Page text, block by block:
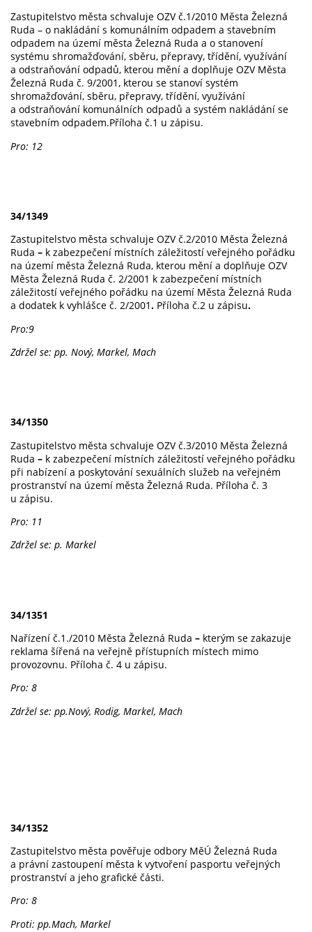
Zastupitelstvo města schvaluje OZV č.1/2010 Města Železná
Ruda – o nakládání s komunálním odpadem a stavebním
odpadem na území města Železná Ruda a o stanovení
systému shromažďování, sběru, přepravy, třídění, využívání
a odstraňování odpadů, kterou mění a doplňuje OZV Města
Železná Ruda č. 9/2001, kterou se stanoví systém
shromažďování, sběru, přepravy, třídění, využívání
a odstraňování komunálních odpadů a systém nakládání se
stavebním odpadem.Příloha č.1 u zápisu.
Pro: 12
34/1349
Zastupitelstvo města schvaluje OZV č.2/2010 Města Železná
Ruda – k zabezpečení místních záležitostí veřejného pořádku
na území města Železná Ruda, kterou mění a doplňuje OZV
Města Železná Ruda č. 2/2001 k zabezpečení místních
záležitostí veřejného pořádku na území Města Železná Ruda
a dodatek k vyhlášce č. 2/2001. Příloha č.2 u zápisu.
Pro:9
Zdržel se: pp. Nový, Markel, Mach
34/1350
Zastupitelstvo města schvaluje OZV č.3/2010 Města Železná
Ruda – k zabezpečení místních záležitostí veřejného pořádku
při nabízení a poskytování sexuálních služeb na veřejném
prostranství na území města Železná Ruda. Příloha č. 3
u zápisu.
Pro: 11
Zdržel se: p. Markel
34/1351
Nařízení č.1./2010 Města Železná Ruda – kterým se zakazuje
reklama šířená na veřejně přístupních místech mimo
provozovnu. Příloha č. 4 u zápisu.
Pro: 8
Zdržel se: pp.Nový, Rodig, Markel, Mach
34/1352
Zastupitelstvo města pověřuje odbory MěÚ Železná Ruda
a právní zastoupení města k vytvoření pasportu veřejných
prostranství a jeho grafické části.
Pro: 8
Proti: pp.Mach, Markel